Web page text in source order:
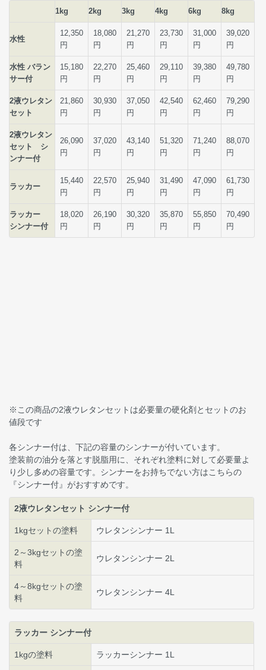
※この商品の2液ウレタンセットは必要量の硬化剤とセットのお
値段です
各シンナー付は、下記の容量のシンナーが付いています。
塗装前の油分を落とす脱脂用に、それぞれ塗料に対して必要量よ
り少し多めの容量です。シンナーをお持ちでない方はこちらの
『シンナー付』がおすすめです。
2液ウレタンセット シンナー付
1kgセットの塗料 ウレタンシンナー 1L
2～3kgセットの塗
料
ウレタンシンナー 2L
4～8kgセットの塗
料
ウレタンシンナー 4L
ラッカー シンナー付
1kgの塗料 ラッカーシンナー 1L